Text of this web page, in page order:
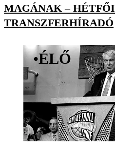
MAGÁNAK – HÉTFŐI
TRANSZFERHÍRADÓ
•ÉLŐ